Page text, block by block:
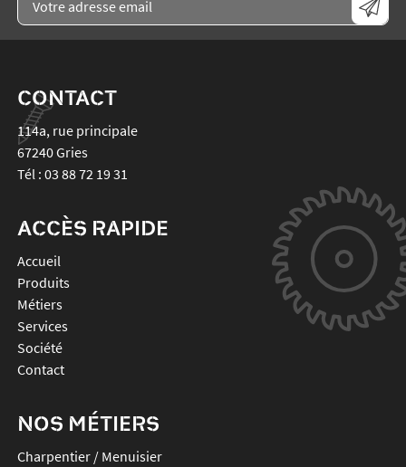
CONTACT
114a, rue principale
67240Gries
Tél : 03 88 72 19 31
ACCÈS RAPIDE
Accueil
Produits
Métiers
Services
Société
Contact
NOS MÉTIERS
Charpentier / Menuisier